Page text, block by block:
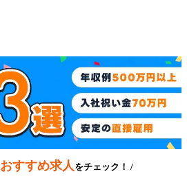
おすすめ求人 をチェック！ /